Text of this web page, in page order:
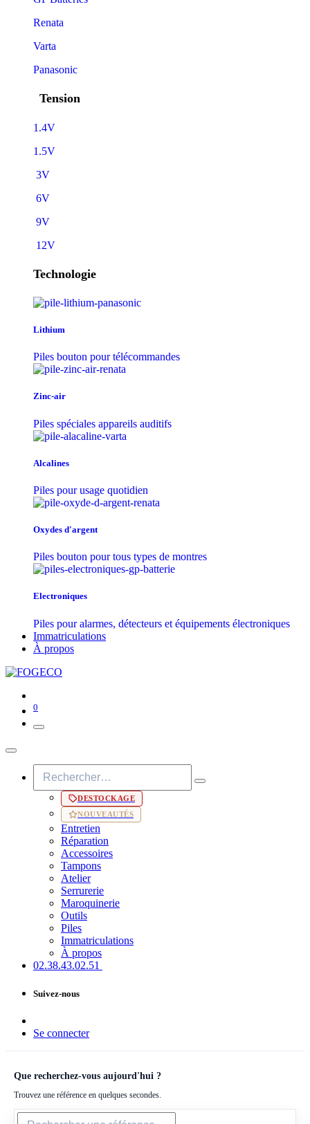
Renata
Varta
Panasonic
Tension
1.4V
1.5V
3V
6V
9V
12V
Technologie
Lithium
Piles bouton pour télécommandes
Zinc-air
Piles spéciales appareils auditifs
Alcalines
Piles pour usage quotidien
Oxydes d'argent
Piles bouton pour tous types de montres
Electroniques
Piles pour alarmes, détecteurs et équipements électroniques
Immatriculations
À propos
0
DESTOCKAGE
NOUVEAUTÉS
Entretien
Réparation
Accessoires
Tampons
Atelier
Serrurerie
Maroquinerie
Outils
Piles
Immatriculations
À propos
02.38.43​.02.51
Suivez-nous
Se connecter
Que recherchez-vous aujourd'hui ?
Trouvez une référence en quelques secondes.